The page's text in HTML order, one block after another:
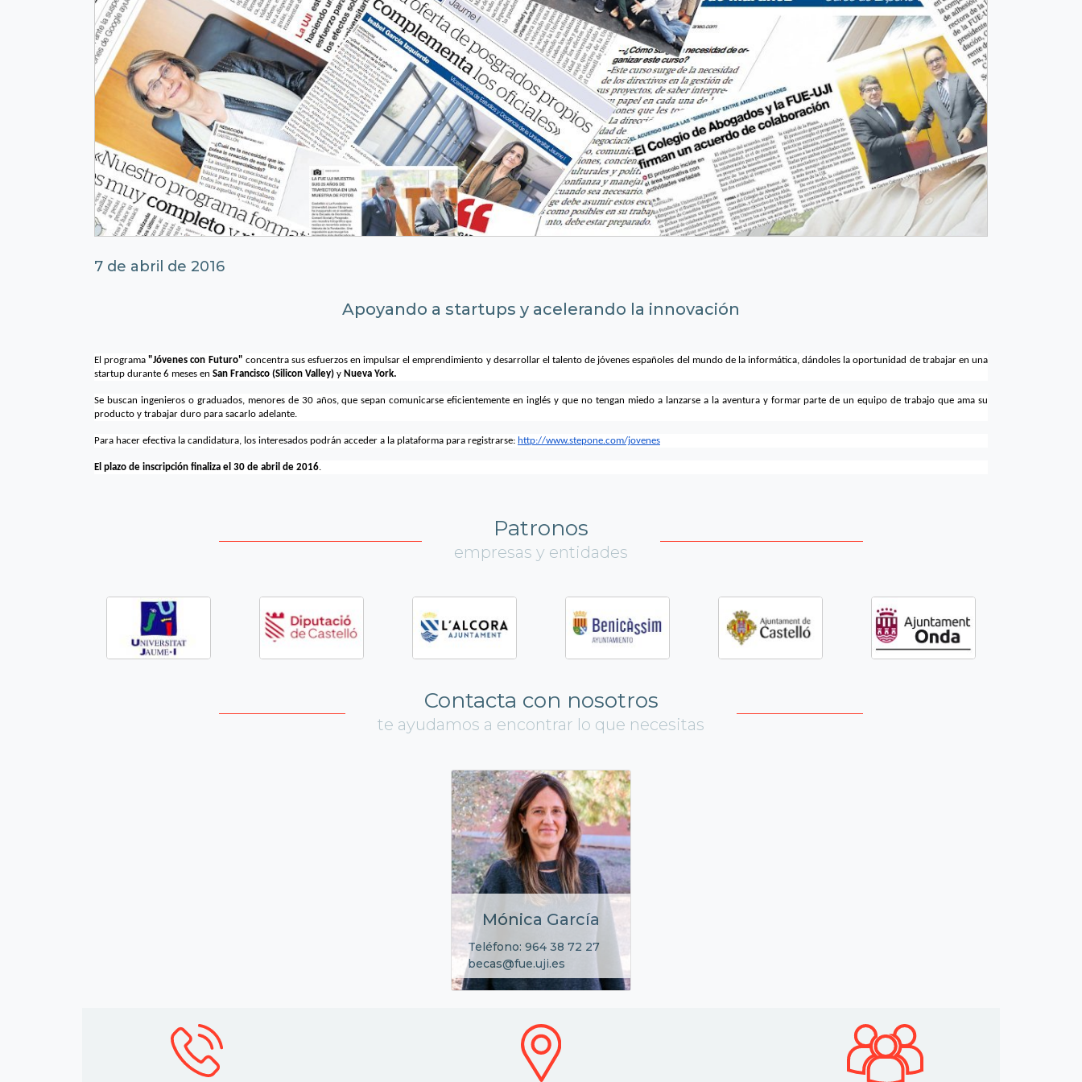
7 de abril de 2016
Apoyando a startups y acelerando la innovación
El programa"Jóvenes con Futuro" concentra sus esfuerzos en impulsar el emprendimiento y desarrollar el talento de jóvenes españoles del mundo de la informática, dándoles la oportunidad de trabajar en una
startup durante 6 meses en San Francisco (Silicon Valley) y Nueva York.
Se buscan ingenieros o graduados, menores de 30 años, que sepan comunicarse eficientemente en inglés y que no tengan miedo a lanzarse a la aventura y formar parte de un equipo de trabajo que ama su
producto y trabajar duro para sacarlo adelante.
Para hacer efectiva la candidatura, los interesados podrán acceder a la plataforma para registrarse: http://www.stepone.com/jovenes
El plazo de inscripción finaliza el 30 de abril de 2016.
Patronos
empresas y entidades
Contacta con nosotros
te ayudamos a encontrar lo que necesitas
Mónica García
Teléfono: 964 38 72 27
becas@fue.uji.es